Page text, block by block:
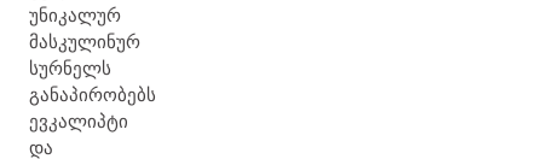
უნიკალურ
მასკულინურ
სურნელს
განაპირობებს
ევკალიპტი
და